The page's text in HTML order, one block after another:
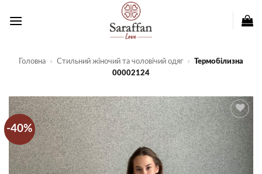
Головна » Стильний жіночий та чоловічий одяг » Термобілизна
00002124
-40%